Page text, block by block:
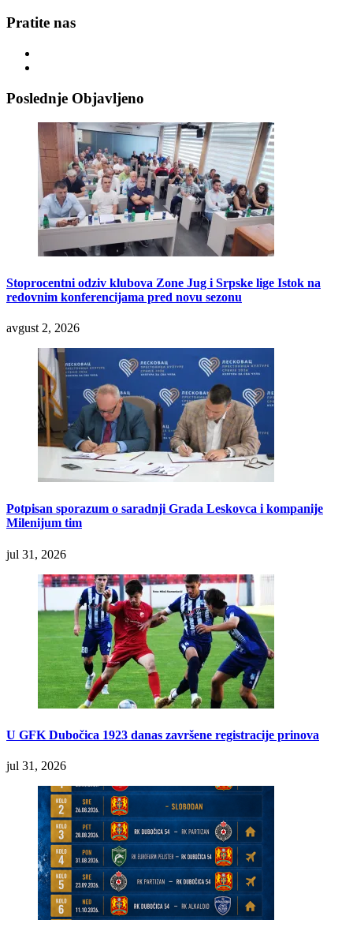
Pratite nas
Poslednje Objavljeno
Stoprocentni odziv klubova Zone Jug i Srpske lige Istok na
redovnim konferencijama pred novu sezonu
avgust 2, 2026
Potpisan sporazum o saradnji Grada Leskovca i kompanije
Milenijum tim
jul 31, 2026
U GFK Dubočica 1923 danas završene registracije prinova
jul 31, 2026